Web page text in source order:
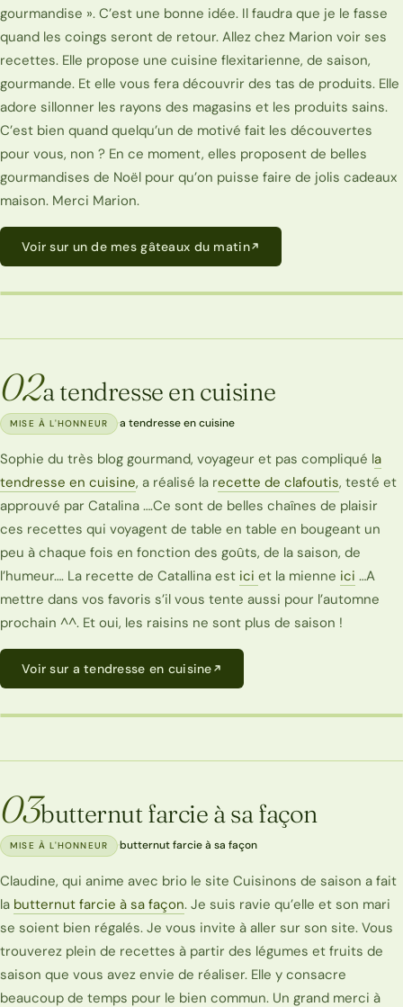
gourmandise ». C’est une bonne idée. Il faudra que je le fasse
quand les coings seront de retour. Allez chez Marion voir ses
recettes. Elle propose une cuisine flexitarienne, de saison,
gourmande. Et elle vous fera découvrir des tas de produits. Elle
adore sillonner les rayons des magasins et les produits sains.
C’est bien quand quelqu’un de motivé fait les découvertes
pour vous, non ? En ce moment, elles proposent de belles
gourmandises de Noël pour qu’on puisse faire de jolis cadeaux
maison. Merci Marion.
Voir sur un de mes gâteaux du matin
02a tendresse en cuisine
MISE À L'HONNEUR ·a tendresse en cuisine
Sophie du très blog gourmand, voyageur et pas compliqué la
tendresse en cuisine, a réalisé la recette de clafoutis, testé et
approuvé par Catalina ….Ce sont de belles chaînes de plaisir
ces recettes qui voyagent de table en table en bougeant un
peu à chaque fois en fonction des goûts, de la saison, de
l’humeur…. La recette de Catallina est ici et la mienne ici …A
mettre dans vos favoris s’il vous tente aussi pour l’automne
prochain ^^. Et oui, les raisins ne sont plus de saison !
Voir sur a tendresse en cuisine
03butternut farcie à sa façon
MISE À L'HONNEUR ·butternut farcie à sa façon
Claudine, qui anime avec brio le site Cuisinons de saison a fait
la butternut farcie à sa façon. Je suis ravie qu’elle et son mari
se soient bien régalés. Je vous invite à aller sur son site. Vous
trouverez plein de recettes à partir des légumes et fruits de
saison que vous avez envie de réaliser. Elle y consacre
beaucoup de temps pour le bien commun. Un grand merci à